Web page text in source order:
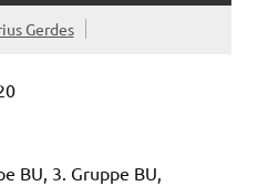
Gerdes
BU, 3. Gruppe BU,